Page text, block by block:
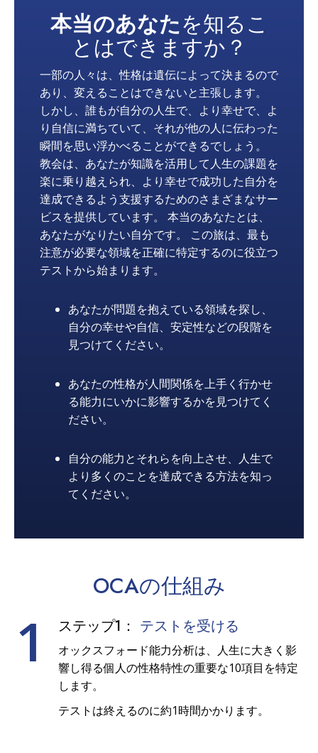
本当のあなたを知るこ
とはできますか？
一部の人々は、性格は遺伝によって決まるので
あり、変えることはできないと主張します。
しかし、誰もが自分の人生で、より幸せで、よ
り自信に満ちていて、それが他の人に伝わった
瞬間を思い浮かべることができるでしょう。
教会は、あなたが知識を活用して人生の課題を
楽に乗り越えられ、より幸せで成功した自分を
達成できるよう支援するためのさまざまなサー
ビスを提供しています。 本当のあなたとは、
あなたがなりたい自分です。 この旅は、最も
注意が必要な領域を正確に特定するのに役立つ
テストから始まります。
あなたが問題を抱えている領域を探し、
自分の幸せや自信、安定性などの段階を
見つけてください。
あなたの性格が人間関係を上手く行かせ
る能力にいかに影響するかを見つけてく
ださい。
自分の能力とそれらを向上させ、人生で
より多くのことを達成できる方法を知っ
てください。
OCAの仕組み
1 ステップ1： テストを受ける
オックスフォード能力分析は、人生に大きく影
響し得る個人の性格特性の重要な10項目を特定
します。
テストは終えるのに約1時間かかります。